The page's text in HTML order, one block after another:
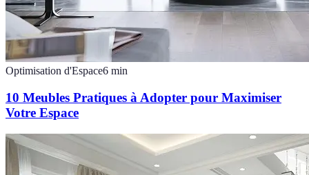
Optimisation d'Espace6 min
10 Meubles Pratiques à Adopter pour Maximiser
Votre Espace